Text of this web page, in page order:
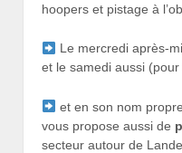
hoopers et pistage à
Le mercredi après-
et le samedi aussi (pour
et en son nom
vous propose aussi de
secteur autour de